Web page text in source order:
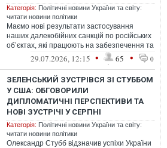
Категорія: Політичні новини України та світу:
читати новини політики
Маємо нові результати застосування
наших далекобійних санкцій по російських
об’єктах, які працюють на забезпечення та
продовження війни
29.07.2026, 12:15 • 65 • 0
ЗЕЛЕНСЬКИЙ ЗУСТРІВСЯ ЗІ СТУББОМ
У США: ОБГОВОРИЛИ
ДИПЛОМАТИЧНІ ПЕРСПЕКТИВИ ТА
НОВІ ЗУСТРІЧІ У СЕРПНІ
Категорія: Політичні новини України та світу:
читати новини політики
Олександр Стубб відзначив успіхи України